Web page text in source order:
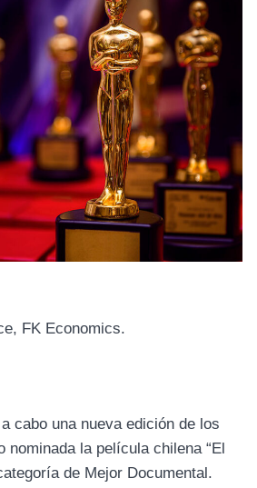
FK Economics.
cabo una nueva edición de los
nominada la película chilena “El
de Mejor Documental.